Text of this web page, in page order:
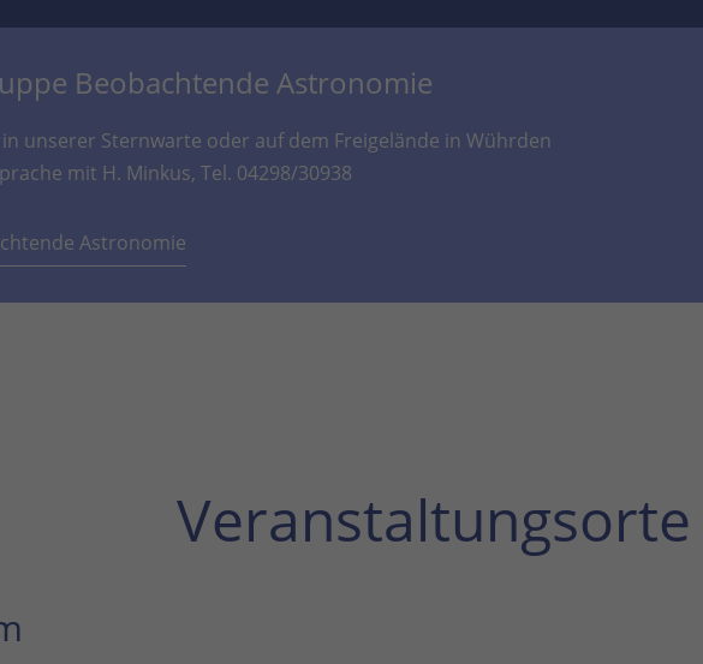
Beobachtende Astronomie
unserer Sternwarte oder auf dem Freigelände in Wührden
mit H. Minkus, Tel. 04298/30938
Astronomie
Veranstaltungsorte